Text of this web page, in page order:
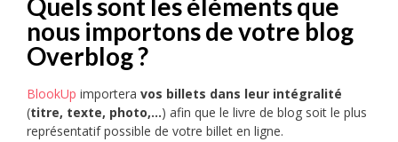
Quels sont les éléments que
nous importons de votre blog
Overblog ?
BlookUp importera vos billets dans leur intégralité
(titre, texte, photo,…) afin que le livre de blog soit le plus
représentatif possible de votre billet en ligne.